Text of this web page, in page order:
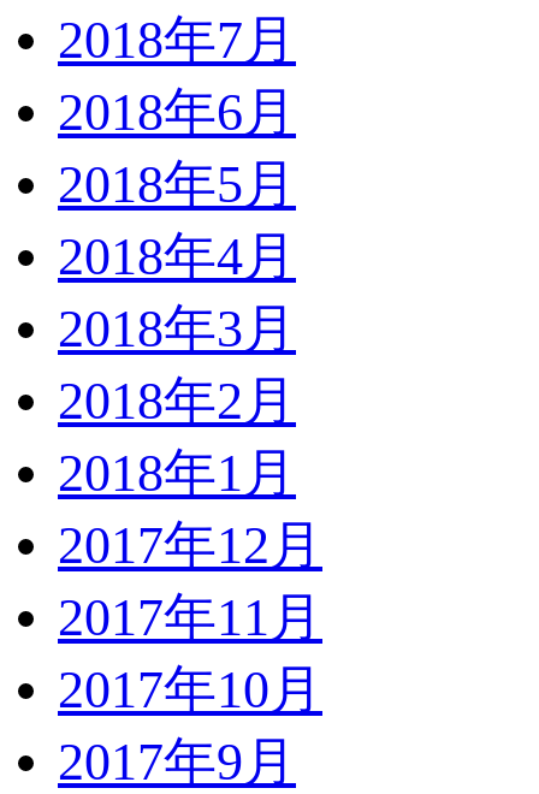
2018年7月
2018年6月
2018年5月
2018年4月
2018年3月
2018年2月
2018年1月
2017年12月
2017年11月
2017年10月
2017年9月